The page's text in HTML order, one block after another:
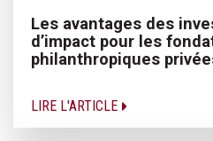
Les avantages des
d’impact pour les
philanthropiques
LIRE L'ARTICLE